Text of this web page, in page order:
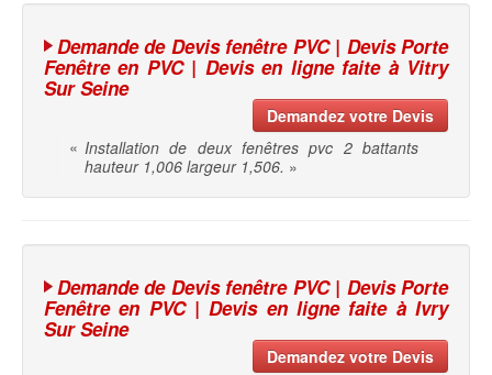
Demande de Devis fenêtre PVC | Devis Porte
Fenêtre en PVC | Devis en ligne faite à Vitry
Sur Seine
Demandez votre Devis
« Installation de deux fenêtres pvc 2 battants
hauteur 1,006 largeur 1,506. »
Demande de Devis fenêtre PVC | Devis Porte
Fenêtre en PVC | Devis en ligne faite à Ivry
Sur Seine
Demandez votre Devis